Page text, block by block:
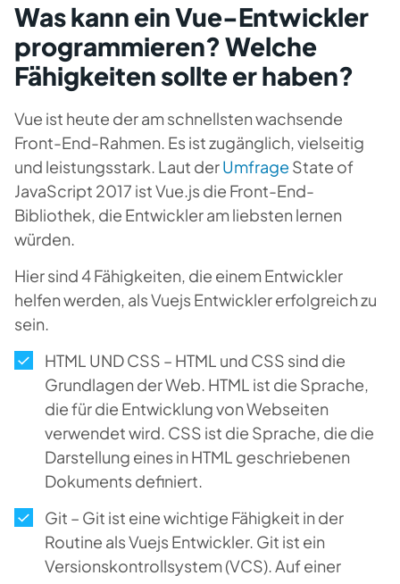
Was kann ein Vue-Entwickler
programmieren? Welche
Fähigkeiten sollte er haben?
Vue ist heute der am schnellsten wachsende
Front-End-Rahmen. Es ist zugänglich, vielseitig
und leistungsstark. Laut derUmfrage State of
JavaScript 2017 ist Vue.js die Front-End-
Bibliothek, die Entwickler am liebsten lernen
würden.
Hier sind 4 Fähigkeiten, die einem Entwickler
helfen werden, als Vuejs Entwickler erfolgreich zu
sein.
HTML UND CSS – HTML und CSS sind die
Grundlagen der Web. HTML ist die Sprache,
die für die Entwicklung von Webseiten
verwendet wird. CSS ist die Sprache, die die
Darstellung eines in HTML geschriebenen
Dokuments definiert.
Git – Git ist eine wichtige Fähigkeit in der
Routine als Vuejs Entwickler. Git ist ein
Versionskontrollsystem (VCS). Auf einer